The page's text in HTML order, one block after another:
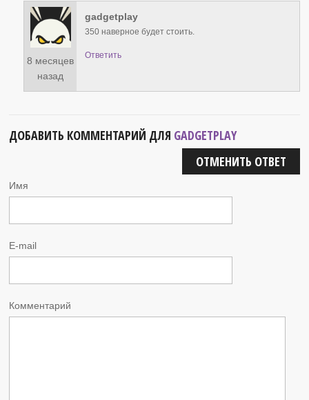
8 месяцев
назад
gadgetplay
350 наверное будет стоить.
Ответить
ДОБАВИТЬ КОММЕНТАРИЙ ДЛЯ GADGETPLAY
ОТМЕНИТЬ ОТВЕТ
Имя
E-mail
Комментарий